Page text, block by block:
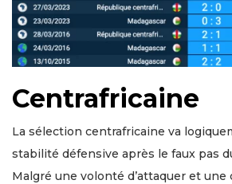
Centrafricaine
La sélection centrafricaine va
stabilité défensive après le faux pas
Malgré une volonté d’attaquer et une